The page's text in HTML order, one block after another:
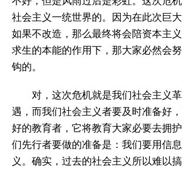
社会主义一统世界的。因为在此次巨
如果不改造，那么最终将会陪资本主
求生的本能的作用下，那大家必然会
钩的。
对，这次危机就是我们社会主义
遇，而我们社会主义者要及时准备好
好的教育者，它将教育大家必要去拥
们先行者要做的准备是：我们要用信
义。确实，过去的社会主义所以难以